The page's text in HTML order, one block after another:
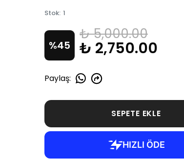
Stok: 1
%45
₺ 5,000.00
₺ 2,750.00
Paylaş:
SEPETE EKLE